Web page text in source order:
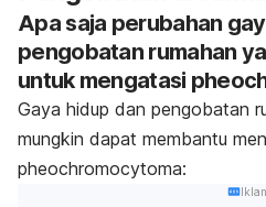
Apa saja perubahan
pengobatan rumahan
untuk mengatasi
Gaya hidup dan pengobatan
mungkin dapat membantu
pheochromocytoma:
Iklan